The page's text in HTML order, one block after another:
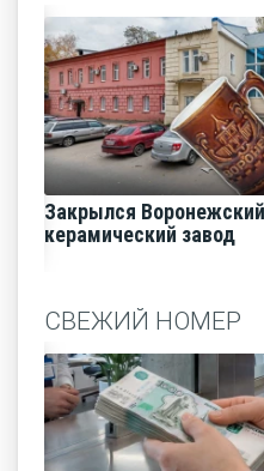
Закрылся Воронежский
керамический завод
СВЕЖИЙ НОМЕР